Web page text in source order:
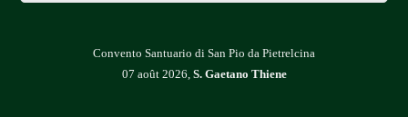
Convento Santuario di San Pio da Pietrelcina
07 août 2026, S. Gaetano Thiene